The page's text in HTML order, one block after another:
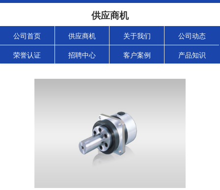
供应商机
公司首页 供应商机 关于我们 公司动态
荣誉认证 招聘中心 客户案例 产品知识